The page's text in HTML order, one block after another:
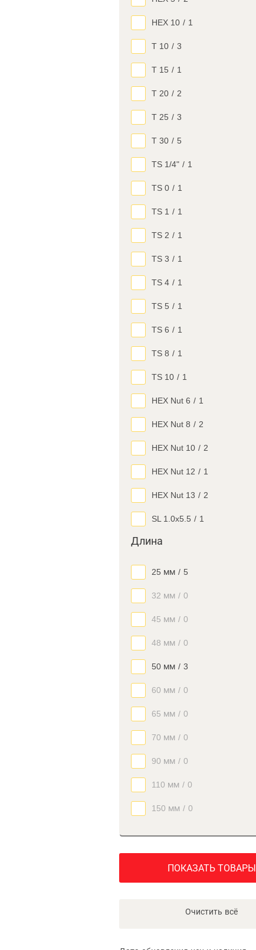
HEX 10 / 1
T 10 / 3
T 15 / 1
T 20 / 2
T 25 / 3
T 30 / 5
TS 1/4" / 1
TS 0 / 1
TS 1 / 1
TS 2 / 1
TS 3 / 1
TS 4 / 1
TS 5 / 1
TS 6 / 1
TS 8 / 1
TS 10 / 1
HEX Nut 6 / 1
HEX Nut 8 / 2
HEX Nut 10 / 2
HEX Nut 12 / 1
HEX Nut 13 / 2
SL 1.0x5.5 / 1
Длина
25 мм / 5
32 мм / 0
45 мм / 0
48 мм / 0
50 мм / 3
60 мм / 0
65 мм / 0
70 мм / 0
90 мм / 0
110 мм / 0
150 мм / 0
ПОКАЗАТЬ ТОВАРЫ
Очистить всё